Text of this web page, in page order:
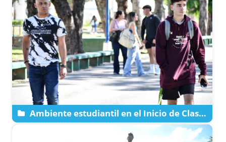
Ambiente estudiantil en el Inicio de Clases
en La Católica